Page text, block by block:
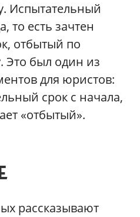
Испытательный
то есть зачтен
отбытый по
Это был один из
для юристов:
срок с начала,
«отбытый».
рассказывают